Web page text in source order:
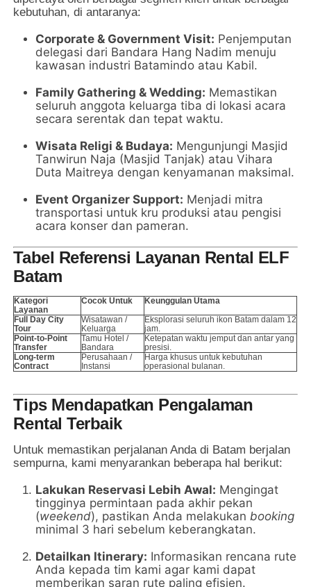
kebutuhan, di antaranya:
Corporate & Government Visit: Penjemputan
delegasi dari Bandara Hang Nadim menuju
kawasan industri Batamindo atau Kabil.
Family Gathering & Wedding: Memastikan
seluruh anggota keluarga tiba di lokasi acara
secara serentak dan tepat waktu.
Wisata Religi & Budaya: Mengunjungi Masjid
Tanwirun Naja (Masjid Tanjak) atau Vihara
Duta Maitreya dengan kenyamanan maksimal.
Event Organizer Support: Menjadi mitra
transportasi untuk kru produksi atau pengisi
acara konser dan pameran.
Tabel Referensi Layanan Rental ELF
Batam
Kategori
Layanan
Cocok Untuk
Keunggulan Utama
Full Day City
Tour
Wisatawan /
Keluarga
Eksplorasi seluruh ikon Batam dalam 12
jam.
Point-to-Point
Transfer
Tamu Hotel /
Bandara
Ketepatan waktu jemput dan antar yang
presisi.
Long-term
Contract
Perusahaan /
Instansi
Harga khusus untuk kebutuhan
operasional bulanan.
Tips Mendapatkan Pengalaman
Rental Terbaik
Untuk memastikan perjalanan Anda di Batam berjalan
sempurna, kami menyarankan beberapa hal berikut:
Lakukan Reservasi Lebih Awal: Mengingat
tingginya permintaan pada akhir pekan
(weekend), pastikan Anda melakukanbooking
minimal 3 hari sebelum keberangkatan.
Detailkan Itinerary: Informasikan rencana rute
Anda kepada tim kami agar kami dapat
memberikan saran rute paling efisien.